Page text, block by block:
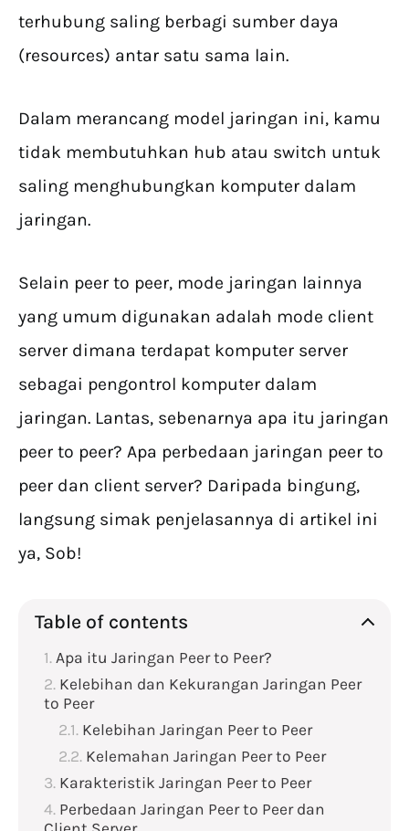
terhubung saling berbagi sumber daya
(resources) antar satu sama lain.
Dalam merancang model jaringan ini, kamu
tidak membutuhkan hub atau switch untuk
saling menghubungkan komputer dalam
jaringan.
Selain peer to peer, mode jaringan lainnya
yang umum digunakan adalah mode client
server dimana terdapat komputer server
sebagai pengontrol komputer dalam
jaringan. Lantas, sebenarnya apa itu jaringan
peer to peer? Apa perbedaan jaringan peer to
peer dan client server? Daripada bingung,
langsung simak penjelasannya di artikel ini
ya, Sob!
Table of contents
Apa itu Jaringan Peer to Peer?
Kelebihan dan Kekurangan Jaringan Peer
to Peer
Kelebihan Jaringan Peer to Peer
Kelemahan Jaringan Peer to Peer
Karakteristik Jaringan Peer to Peer
Perbedaan Jaringan Peer to Peer dan